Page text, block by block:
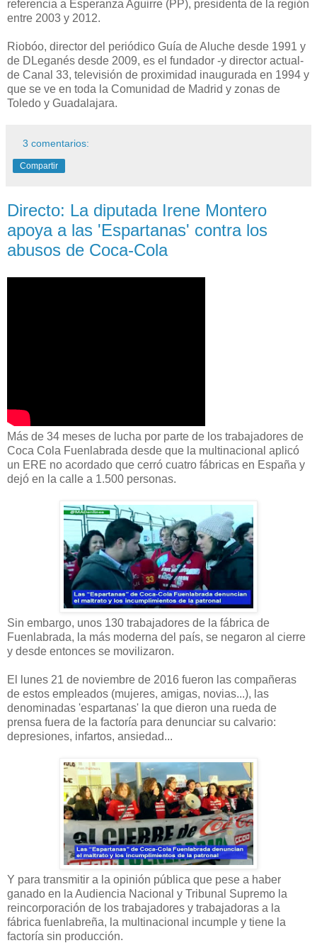
referencia a Esperanza Aguirre (PP), presidenta de la región
entre 2003 y 2012.
Riobóo, director del periódico Guía de Aluche desde 1991 y
de DLeganés desde 2009, es el fundador -y director actual-
de Canal 33, televisión de proximidad inaugurada en 1994 y
que se ve en toda la Comunidad de Madrid y zonas de
Toledo y Guadalajara.
3 comentarios:
Compartir
Directo: La diputada Irene Montero
apoya a las 'Espartanas' contra los
abusos de Coca-Cola
Más de 34 meses de lucha por parte de los trabajadores de
Coca Cola Fuenlabrada desde que la multinacional aplicó
un ERE no acordado que cerró cuatro fábricas en España y
dejó en la calle a 1.500 personas.
Sin embargo, unos 130 trabajadores de la fábrica de
Fuenlabrada, la más moderna del país, se negaron al cierre
y desde entonces se movilizaron.
El lunes 21 de noviembre de 2016 fueron las compañeras
de estos empleados (mujeres, amigas, novias...), las
denominadas 'espartanas' la que dieron una rueda de
prensa fuera de la factoría para denunciar su calvario:
depresiones, infartos, ansiedad...
Y para transmitir a la opinión pública que pese a haber
ganado en la Audiencia Nacional y Tribunal Supremo la
reincorporación de los trabajadores y trabajadoras a la
fábrica fuenlabreña, la multinacional incumple y tiene la
factoría sin producción.